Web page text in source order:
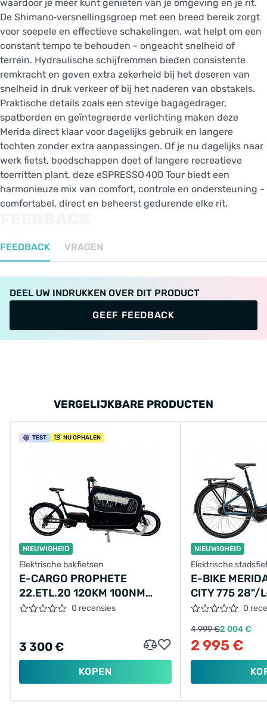
waardoor je meer kunt genieten van je omgeving en je rit.
De Shimano‑versnellingsgroep met een breed bereik zorgt
voor soepele en effectieve schakelingen, wat helpt om een
constant tempo te behouden - ongeacht snelheid of
terrein. Hydraulische schijfremmen bieden consistente
remkracht en geven extra zekerheid bij het doseren van
snelheid in druk verkeer of bij het naderen van obstakels.
Praktische details zoals een stevige bagagedrager,
spatborden en geïntegreerde verlichting maken deze
Merida direct klaar voor dagelijks gebruik en langere
tochten zonder extra aanpassingen. Of je nu dagelijks naar
werk fietst, boodschappen doet of langere recreatieve
toerritten plant, deze eSPRESSO 400 Tour biedt een
harmonieuze mix van comfort, controle en ondersteuning -
comfortabel, direct en beheerst gedurende elke rit.
FEEDBACK VRAGEN
DEEL UW INDRUKKEN OVER DIT PRODUCT
GEEF FEEDBACK
VERGELIJKBARE PRODUCTEN
TEST NU OPHALEN
NIEUWIGHEID
Elektrische bakfietsen
E-CARGO PROPHETE
22.ETL.20 120KM 100NM
17.5AH 630WH0 recensies
3 300 €
KOPEN
NIEUWIGHEID
Elektrische
E-BIKE
CITY 775 28"/
53CM/5VER/
0
4 999 €2 004 €
2 995 €